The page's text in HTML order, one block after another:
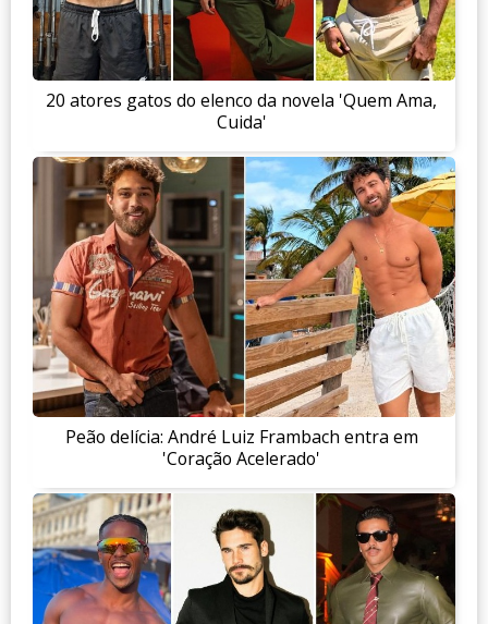
20 atores gatos do elenco da novela 'Quem Ama,
Cuida'
Peão delícia: André Luiz Frambach entra em
'Coração Acelerado'